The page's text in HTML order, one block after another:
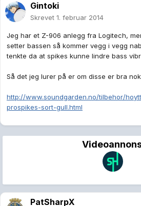
Gintoki
Skrevet 1. februar 2014
Jeg har et Z-906 anlegg fra Logitech,
setter bassen så kommer vegg i vegg
tenkte da at spikes kunne lindre bass
Så det jeg lurer på er om disse er bra
http://www.soundgarden.no/tilbehor/
prospikes-sort-gull.html
PatSharpX